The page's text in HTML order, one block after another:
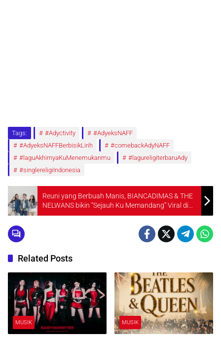
Tags: #Adyctivity
#AdyeksNAFF
#AdyeksNAFFBerbisikLirih
#comebackAdyNAFF
#laguAkhirnyaKuMenemukanmu
#lagureligiterbaruAdy
#singlereligiIndonesia
Reuni yang Berbuah Manis, BIANCADIMAS & THE
NELWANS bikin “Sejauh Ku Memandang” Viral di
TikTok
Related Posts
MUSIK MUSIK